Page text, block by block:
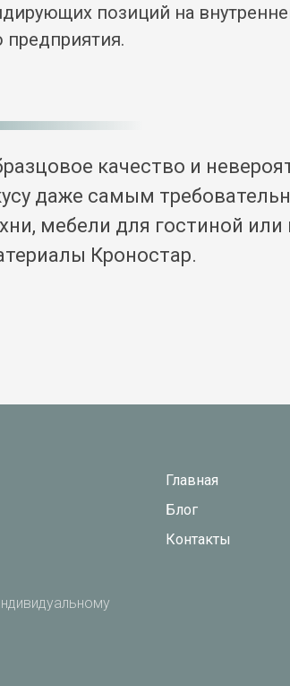
позиций на
качество и
даже самым
мебели для гостиной
Кроностар.
Главная
Блог
Контакты